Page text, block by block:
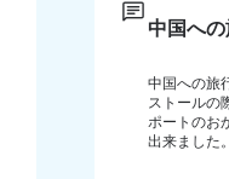
中国へ
中国への旅
ストールの
ポートのお
出来ました